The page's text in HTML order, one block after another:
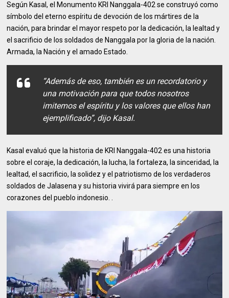
Según Kasal, el Monumento KRI Nanggala-402 se construyó como
símbolo del eterno espíritu de devoción de los mártires de la
nación, para brindar el mayor respeto por la dedicación, la lealtad y
el sacrificio de los soldados de Nanggala por la gloria de la nación.
Armada, la Nación y el amado Estado.
“Además de eso, también es un recordatorio y
una motivación para que todos nosotros
imitemos el espíritu y los valores que ellos han
ejemplificado”, dijo Kasal.
Kasal evaluó que la historia de KRI Nanggala-402 es una historia
sobre el coraje, la dedicación, la lucha, la fortaleza, la sinceridad, la
lealtad, el sacrificio, la solidez y el patriotismo de los verdaderos
soldados de Jalasena y su historia vivirá para siempre en los
corazones del pueblo indonesio. .